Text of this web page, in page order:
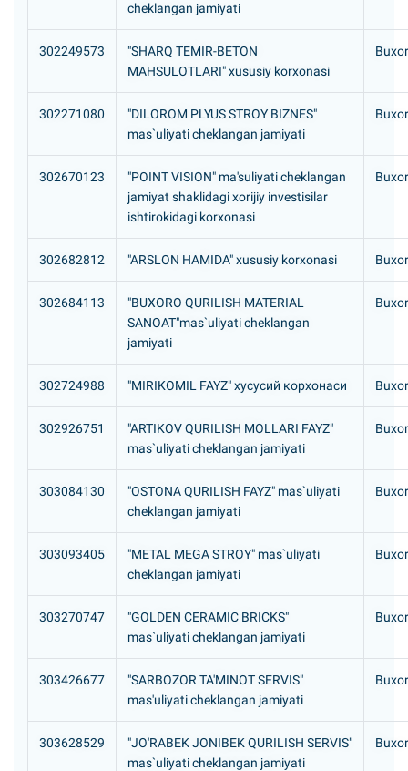
cheklangan jamiyati
302249573
"SHARQ TEMIR-BETON
MAHSULOTLARI" xususiy korxonasi
302271080
"DILOROM PLYUS STROY BIZNES"
mas`uliyati cheklangan jamiyati
302670123
"POINT VISION" ma'suliyati cheklangan
jamiyat shaklidagi xorijiy investisilar
ishtirokidagi korxonasi
302682812 "ARSLON HAMIDA" xususiy korxonasi
302684113
"BUXORO QURILISH MATERIAL
SANOAT"mas`uliyati cheklangan
jamiyati
302724988 "MIRIKOMIL FAYZ" хусусий корхонаси
302926751
"ARTIKOV QURILISH MOLLARI FAYZ"
mas`uliyati cheklangan jamiyati
303084130
"OSTONA QURILISH FAYZ" mas`uliyati
cheklangan jamiyati
303093405
"METAL MEGA STROY" mas`uliyati
cheklangan jamiyati
303270747
"GOLDEN CERAMIC BRICKS"
mas`uliyati cheklangan jamiyati
303426677
"SARBOZOR TA'MINOT SERVIS"
mas'uliyati cheklangan jamiyati
303628529
"JO'RABEK JONIBEK QURILISH SERVIS"
mas`uliyati cheklangan jamiyati